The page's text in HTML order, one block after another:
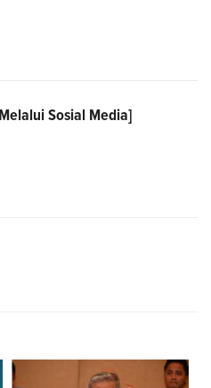
Melalui Sosial Media]